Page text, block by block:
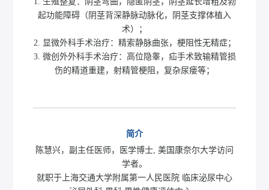
起功能障碍（阴茎背深静脉动脉化，阴茎支撑体植入
术）；
2. 显微外科手术治疗：精索静脉曲张，梗阻性无精症；
3. 微创外外科手术治疗：高位隐睾，疝手术致输精管损
伤的精道重建，射精管梗阻，复杂尿瘘等；
简介
陈慧兴，副主任医师，医学博士, 美国康奈尔大学访问
学者。
就职于上海交通大学附属第一人民医院 临床泌尿中心